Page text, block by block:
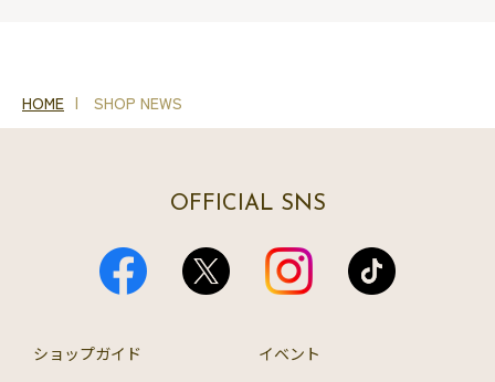
HOME SHOP NEWS
OFFICIAL SNS
ショップガイド イベント